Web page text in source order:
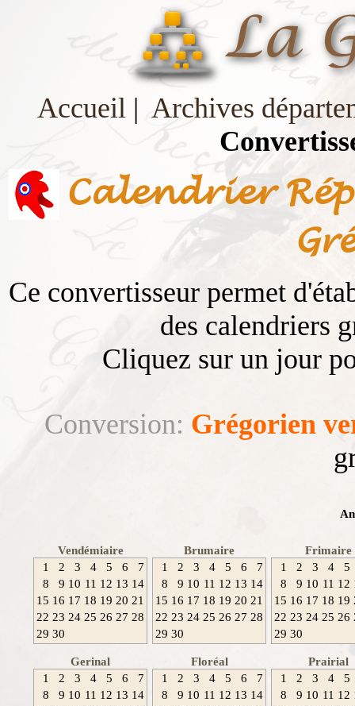
Accueil| Archives
Calendrier
Ce convertisseur permet
des calendriers
Cliquez sur un jour
Conversion: Grégorien
Vendémiaire
1
2 3 4 5 6
7
8
9 10 11 12 13 14
15 16 17 18 19 20 21
22 23 24 25 26 27 28
29 30
Brumaire
1
2 3 4 5 6
7
8
9 10 11 12 13 14
15 16 17 18 19 20 21
22 23 24 25 26 27 28
29 30
Frimaire
1
2 3 4
5
8
9 10 11 12
15 16 17 18 19
22 23 24 25 26
29 30
Gerinal
1
2 3 4 5 6
7
8
9 10 11 12 13 14
Floréal
1
2 3 4 5 6
7
8
9 10 11 12 13 14
Prairial
1
2 3 4
5
8
9 10 11 12